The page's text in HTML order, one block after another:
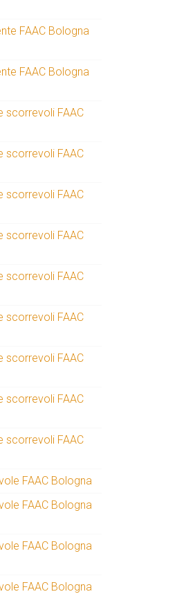
FAAC Bologna
FAAC Bologna
scorrevoli FAAC
scorrevoli FAAC
scorrevoli FAAC
scorrevoli FAAC
scorrevoli FAAC
scorrevoli FAAC
scorrevoli FAAC
scorrevoli FAAC
scorrevoli FAAC
FAAC Bologna
FAAC Bologna
FAAC Bologna
FAAC Bologna